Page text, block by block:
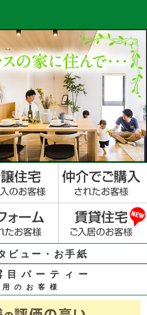
ビュー・お手紙
目パーティー
のお客様